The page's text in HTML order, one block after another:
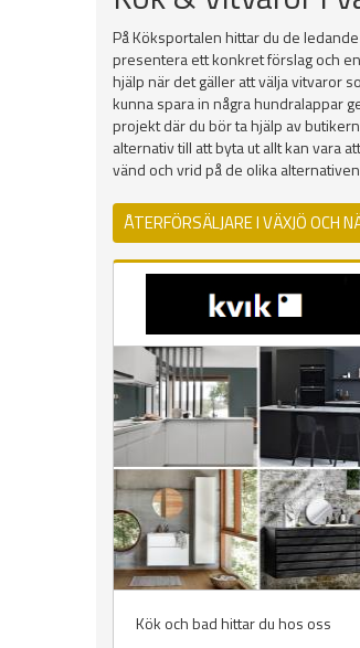
På Köksportalen hittar du de
presentera ett konkret förslag och
hjälp när det gäller att välja vitvaror
kunna spara in några hundralappar
projekt där du bör ta hjälp av
alternativ till att byta ut allt kan vara
vänd och vrid på de olika
ÅTERFÖRSÄLJARE I VÄXJÖ OCH
Kök och bad hittar du hos oss